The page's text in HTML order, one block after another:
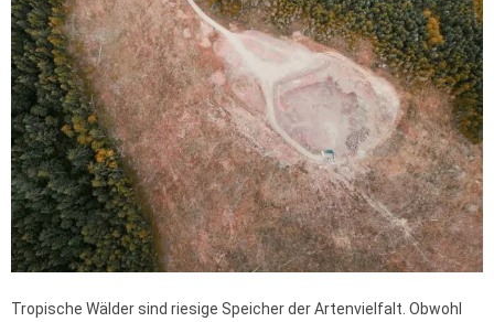
Tropische Wälder sind riesige Speicher der Artenvielfalt. Obwohl